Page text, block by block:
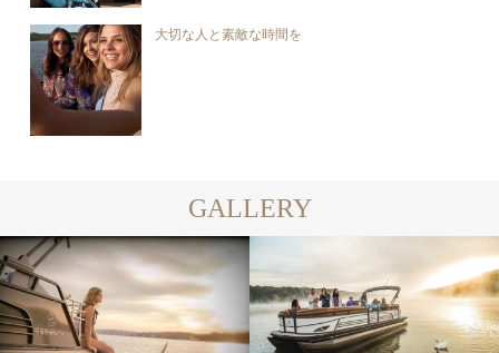
大切な人と素敵な時間を
GALLERY